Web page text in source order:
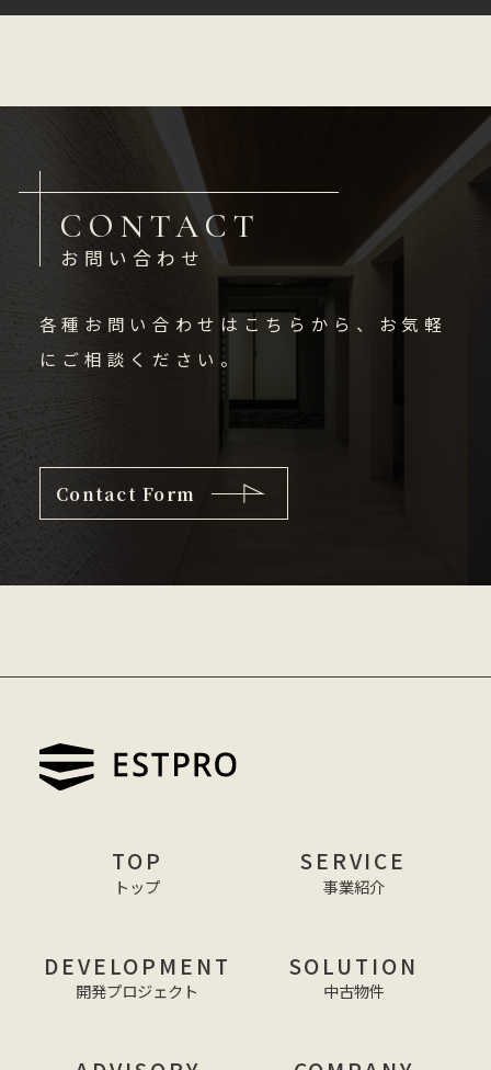
CONTACT
お問い合わせ
各種お問い合わせはこちらから、お気軽
にご相談ください。
Contact Form
TOP
トップ
SERVICE
事業紹介
DEVELOPMENT
開発プロジェクト
SOLUTION
中古物件